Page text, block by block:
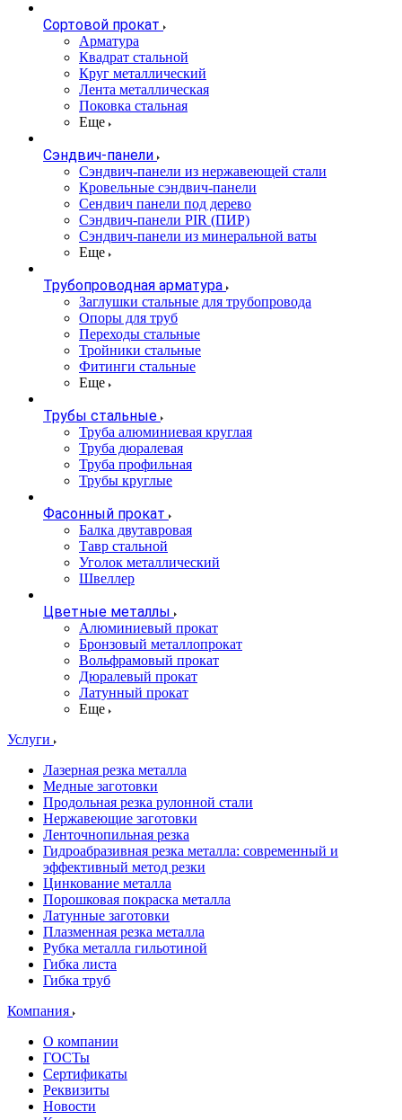
Сортовой прокат
Арматура
Квадрат стальной
Круг металлический
Лента металлическая
Поковка стальная
Еще
Сэндвич-панели
Cэндвич-панели из нержавеющей стали
Кровельные сэндвич-панели
Сендвич панели под дерево
Сэндвич-панели PIR (ПИР)
Сэндвич-панели из минеральной ваты
Еще
Трубопроводная арматура
Заглушки стальные для трубопровода
Опоры для труб
Переходы стальные
Тройники стальные
Фитинги стальные
Еще
Трубы стальные
Труба алюминиевая круглая
Труба дюралевая
Труба профильная
Трубы круглые
Фасонный прокат
Балка двутавровая
Тавр стальной
Уголок металлический
Швеллер
Цветные металлы
Алюминиевый прокат
Бронзовый металлопрокат
Вольфрамовый прокат
Дюралевый прокат
Латунный прокат
Еще
Услуги
Лазерная резка металла
Медные заготовки
Продольная резка рулонной стали
Нержавеющие заготовки
Ленточнопильная резка
Гидроабразивная резка металла: современный и
эффективный метод резки
Цинкование металла
Порошковая покраска металла
Латунные заготовки
Плазменная резка металла
Рубка металла гильотиной
Гибка листа
Гибка труб
Компания
О компании
ГОСТы
Сертификаты
Реквизиты
Новости